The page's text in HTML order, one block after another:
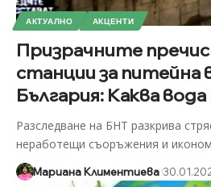
АКТУАЛНО АКЦЕНТИ
Призрачните
станции за питейна
България: Каква
Разследване на БНТ разкрива
неработещи съоръжения и
Мариана Климентиева